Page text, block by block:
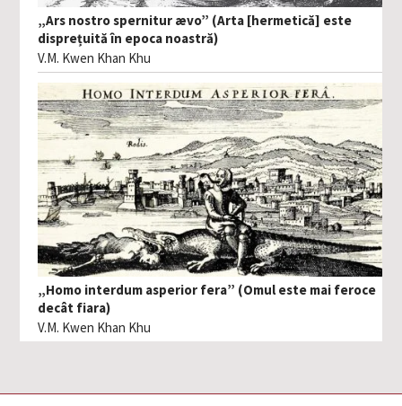
„Ars nostro spernitur ævo” (Arta [hermetică] este
disprețuită în epoca noastră)
V.M. Kwen Khan Khu
„Homo interdum asperior fera” (Omul este mai feroce
decât fiara)
V.M. Kwen Khan Khu